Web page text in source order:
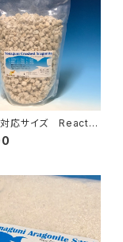
応サイズ Reactor
Crushed
/ size-L / 15kg】